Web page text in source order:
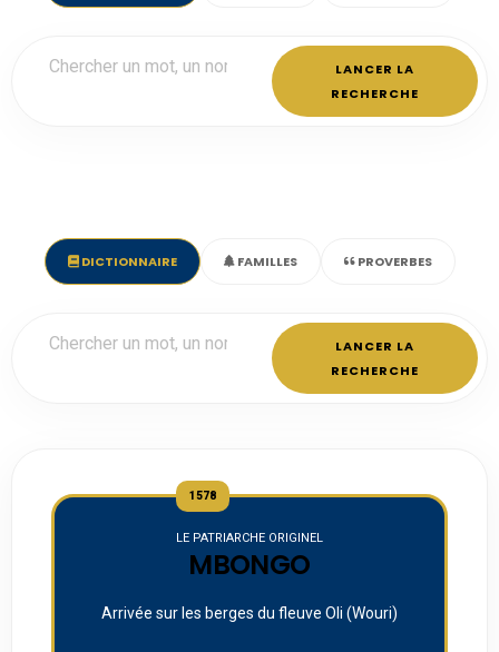
LANCER LA
RECHERCHE
DICTIONNAIRE FAMILLES PROVERBES
LANCER LA
RECHERCHE
1578
LE PATRIARCHE ORIGINEL
MBONGO
Arrivée sur les berges du fleuve Oli (Wouri)